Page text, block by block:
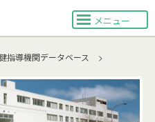
メニュー
指導機関データベース >